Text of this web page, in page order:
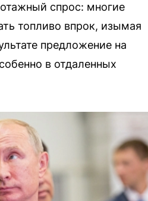
спрос: многие
топливо впрок, изымая
предложение на
в отдаленных